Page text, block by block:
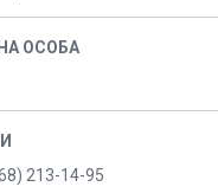
213-14-95